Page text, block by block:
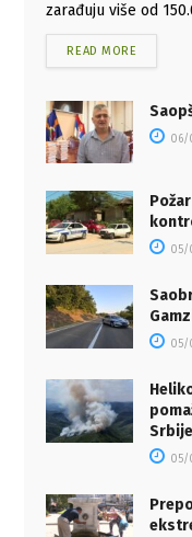
zarađuju više od
READ MORE
06/
05/
05/
05/